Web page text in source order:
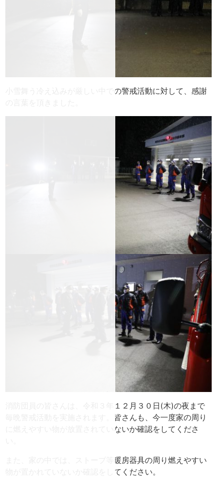
小雪舞う冷え込みが厳しい中での警戒活動に対して、感謝
消防団員の皆さんは、令和３年１２月３０日(木)の夜まで
毎晩警戒活動を実施されます。皆さんも、今一度家の周り
に燃えやすい物が放置されていないか確認をしてくださ
また、家の中では、ストーブ等暖房器具の周り燃えやすい
物が置かれていないか確認をしてください。